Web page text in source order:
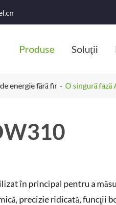
Produse Soluţii
energie fără fir O singură fază
în principal pentru a
precizie ridicată, funcţii